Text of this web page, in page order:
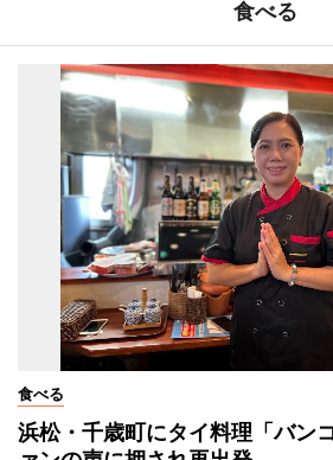
食べる
食べる
浜松・千歳町にタイ料理「バ